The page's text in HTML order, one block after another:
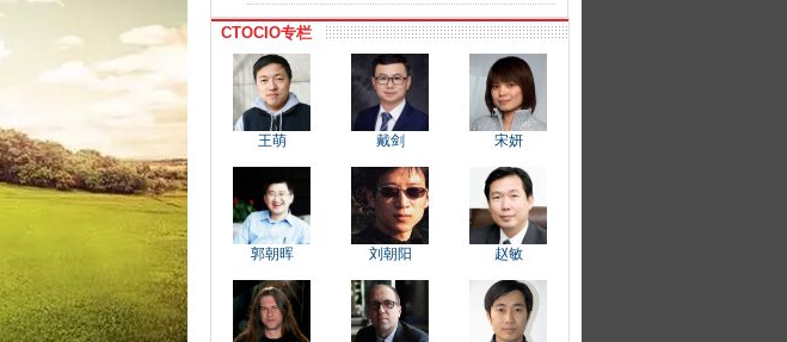
CTOCIO专栏
王萌 戴剑 宋妍
郭朝晖 刘朝阳 赵敏